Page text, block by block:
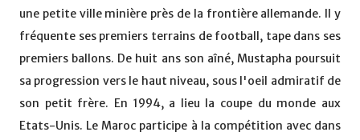
une petite ville minière près de la frontière allemande. Il y
fréquente ses premiers terrains de football, tape dans ses
premiers ballons. De huit ans son aîné, Mustapha poursuit
sa progression vers le haut niveau, sous l'oeil admiratif de
son petit frère. En 1994, a lieu la coupe du monde aux
Etats-Unis. Le Maroc participe à la compétition avec dans